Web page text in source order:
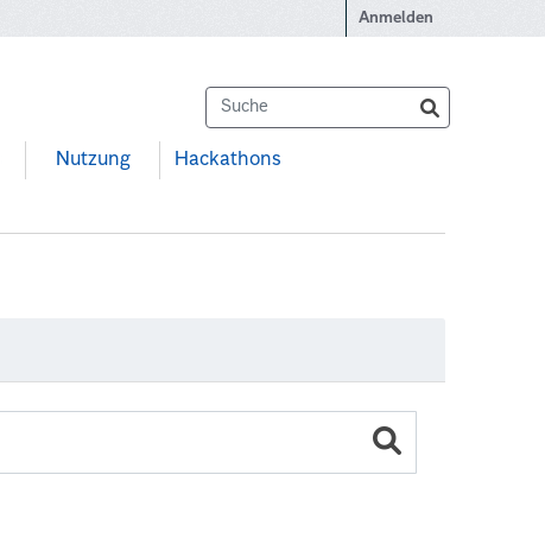
Anmelden
Nutzung Hackathons